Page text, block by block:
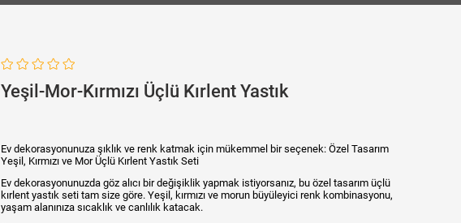
Yeşil-Mor-Kırmızı Üçlü Kırlent Yastık
Ev dekorasyonunuza şıklık ve renk katmak için mükemmel bir seçenek: Özel Tasarım
Yeşil, Kırmızı ve Mor Üçlü Kırlent Yastık Seti
Ev dekorasyonunuzda göz alıcı bir değişiklik yapmak istiyorsanız, bu özel tasarım üçlü
kırlent yastık seti tam size göre. Yeşil, kırmızı ve morun büyüleyici renk kombinasyonu,
yaşam alanınıza sıcaklık ve canlılık katacak.